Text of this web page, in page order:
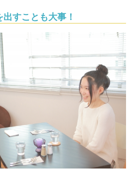
出すことも大事！